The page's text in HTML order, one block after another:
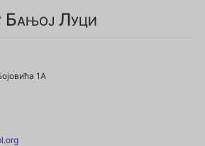
Бањој Луци
1А